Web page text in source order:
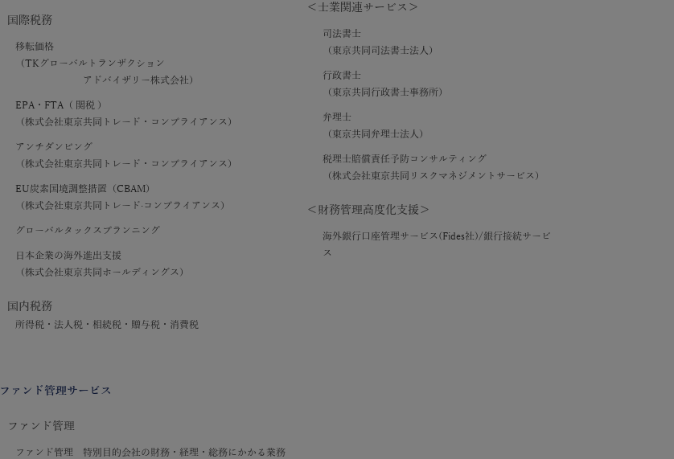
国際税務
移転価格
（TKグローバルトランザクション
アドバイザリー株式会社）
EPA・FTA（ 関税 ）
（株式会社東京共同トレード・コンプライアンス）
アンチダンピング
（株式会社東京共同トレード・コンプライアンス）
EU炭素国境調整措置（CBAM）
（株式会社東京共同トレード·コンプライアンス）
グローバルタックスプランニング
日本企業の海外進出支援
（株式会社東京共同ホールディングス）
国内税務
所得税・法人税・相続税・贈与税・消費税
ファンド管理サービス
ファンド管理
ファンド管理 特別目的会社の財務・経理・総務にかかる業務
＜士業関連サービス＞
司法書士
（東京共同司法書士法人）
行政書士
（東京共同行政書士事務所）
弁理士
（東京共同弁理士法人）
税理士賠償責任予防コンサルティング
（株式会社東京共同リスクマネジメントサービス）
＜財務管理高度化支援＞
海外銀行口座管理サービス(Fides社)/銀行接続サービ
ス